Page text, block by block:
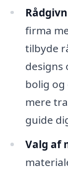
firma
tilbyde
designs
bolig og
mere
guide
Valg af